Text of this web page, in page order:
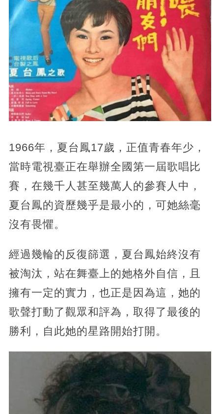
1966年，夏台鳳17歲，正值青春年少，
當時電視臺正在舉辦全國第一屆歌唱比
賽，在幾千人甚至幾萬人的參賽人中，
夏台鳳的資歷幾乎是最小的，可她絲毫
沒有畏懼。
經過幾輪的反復篩選，夏台鳳始終沒有
被淘汰，站在舞臺上的她格外自信，且
擁有一定的實力，也正是因為這，她的
歌聲打動了觀眾和評為，取得了最後的
勝利，自此她的星路開始打開。